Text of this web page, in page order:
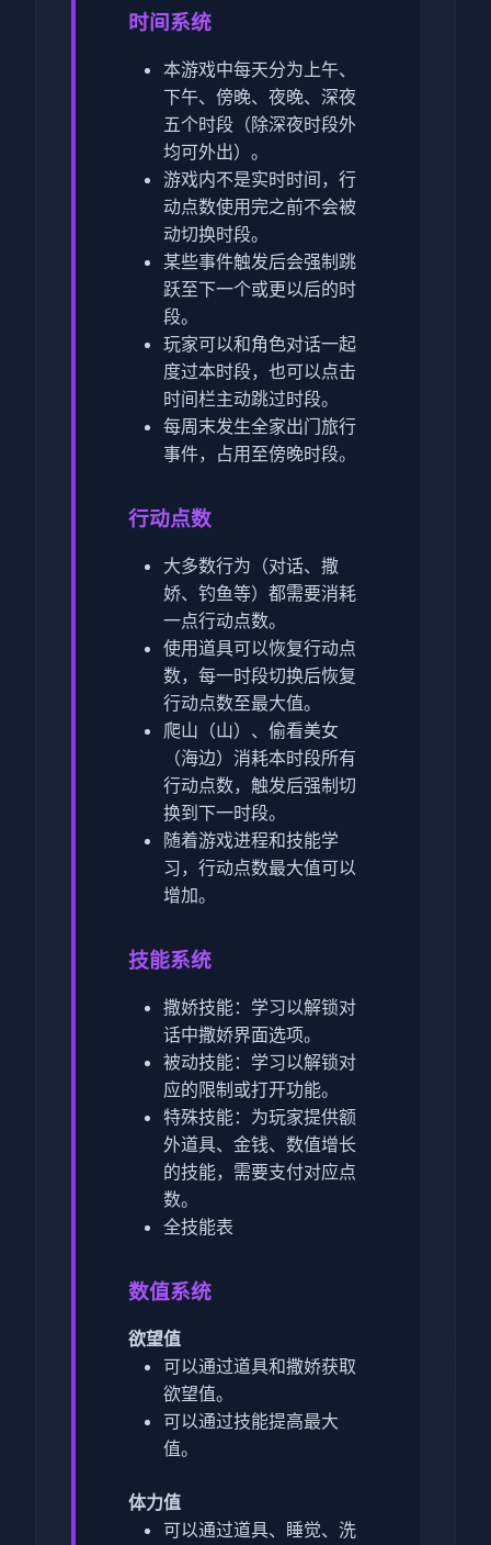
时间系统
本游戏中每天分为上午、
下午、傍晚、夜晚、深夜
五个时段（除深夜时段外
均可外出）。
游戏内不是实时时间，行
动点数使用完之前不会被
动切换时段。
某些事件触发后会强制跳
跃至下一个或更以后的时
段。
玩家可以和角色对话一起
度过本时段，也可以点击
时间栏主动跳过时段。
每周末发生全家出门旅行
事件，占用至傍晚时段。
行动点数
大多数行为（对话、撒
娇、钓鱼等）都需要消耗
一点行动点数。
使用道具可以恢复行动点
数，每一时段切换后恢复
行动点数至最大值。
爬山（山）、偷看美女
（海边）消耗本时段所有
行动点数，触发后强制切
换到下一时段。
随着游戏进程和技能学
习，行动点数最大值可以
增加。
技能系统
撒娇技能：学习以解锁对
话中撒娇界面选项。
被动技能：学习以解锁对
应的限制或打开功能。
特殊技能：为玩家提供额
外道具、金钱、数值增长
的技能，需要支付对应点
数。
全技能表
数值系统
欲望值
可以通过道具和撒娇获取
欲望值。
可以通过技能提高最大
值。
体力值
可以通过道具、睡觉、洗